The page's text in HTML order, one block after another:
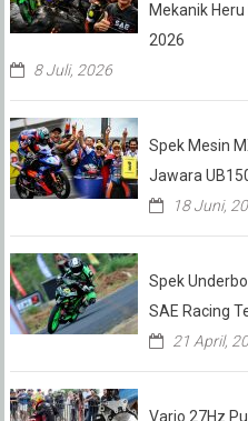
Mekanik
2026
8 Juli, 2026
Spek Mesin
Jawara
18 Juni,
Spek
SAE Racing
21 April,
Vario 27Hz